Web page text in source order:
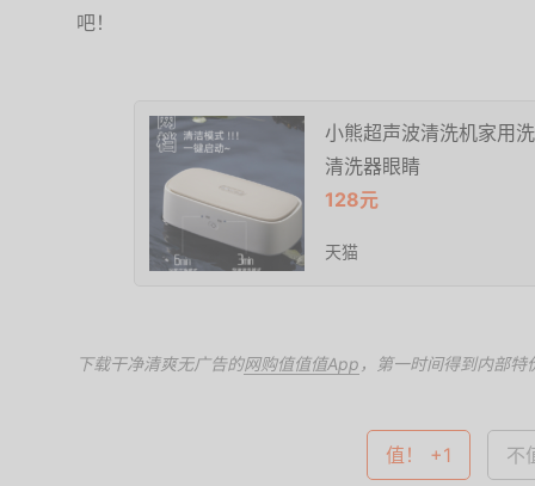
吧！
小熊超声波清洗机家用
清洗器眼睛
128元
天猫
下载干净清爽无广告的网购值值值App ，第一时间得到内部特
值！ +1 不